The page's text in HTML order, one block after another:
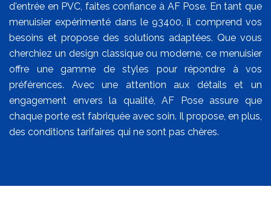
d'entrée en PVC, faites confiance à AF Pose. En tant que
menuisier expérimenté dans le 93400, il comprend vos
besoins et propose des solutions adaptées. Que vous
cherchiez un design classique ou moderne, ce menuisier
offre une gamme de styles pour répondre à vos
préférences. Avec une attention aux détails et un
engagement envers la qualité, AF Pose assure que
chaque porte est fabriquée avec soin. Il propose, en plus,
des conditions tarifaires qui ne sont pas chères.